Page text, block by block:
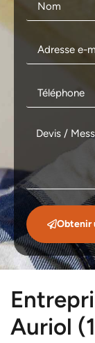
Obtenir
Auriol